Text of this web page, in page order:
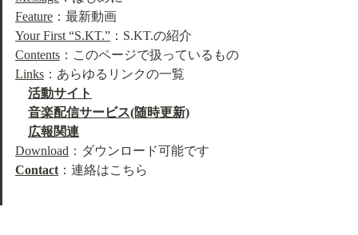
Feature
Your First “S.KT.”
Contents
Links ：あらゆるリンクの一覧
活動サイト
音楽配信サービス(随時更新)
広報関連
Download
Contact ：連絡はこちら